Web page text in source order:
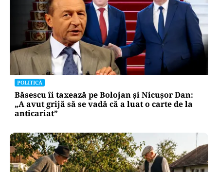
POLITICĂ
Băsescu îi taxează pe Bolojan și Nicușor Dan:
„A avut grijă să se vadă că a luat o carte de la
anticariat”